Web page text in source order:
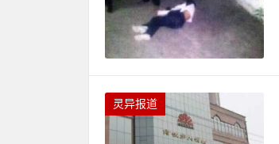
灵异报道